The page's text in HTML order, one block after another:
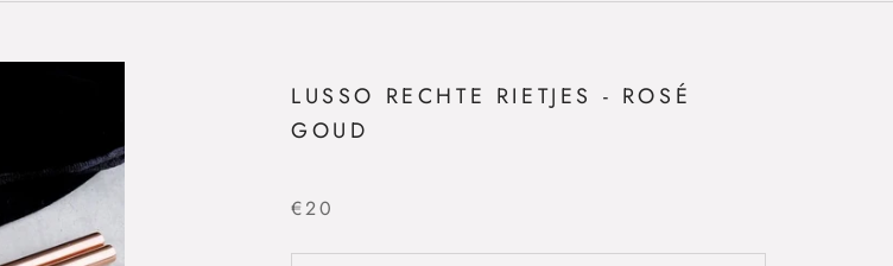
LUSSO RECHTE RIETJES - ROSÉ
GOUD
€20